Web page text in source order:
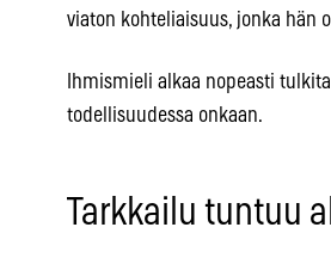
viaton kohteliaisuus, jonka hän
Ihmismieli alkaa nopeasti
todellisuudessa onkaan.
Tarkkailu tuntuu